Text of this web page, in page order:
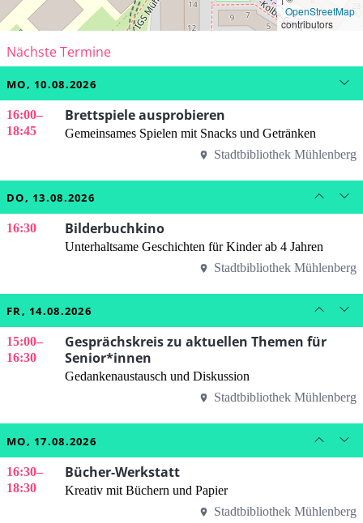
OpenStreetMap
contributors
Nächste Termine
MO, 10.08.2026
16:00–
18:45
Brettspiele ausprobieren
Gemeinsames Spielen mit Snacks und Getränken
Stadtbibliothek Mühlenberg
DO, 13.08.2026
16:30 Bilderbuchkino
Unterhaltsame Geschichten für Kinder ab 4 Jahren
Stadtbibliothek Mühlenberg
FR, 14.08.2026
15:00–
16:30
Gesprächskreis zu aktuellen Themen für
Senior*innen
Gedankenaustausch und Diskussion
Stadtbibliothek Mühlenberg
MO, 17.08.2026
16:30–
18:30
Bücher-Werkstatt
Kreativ mit Büchern und Papier
Stadtbibliothek Mühlenberg